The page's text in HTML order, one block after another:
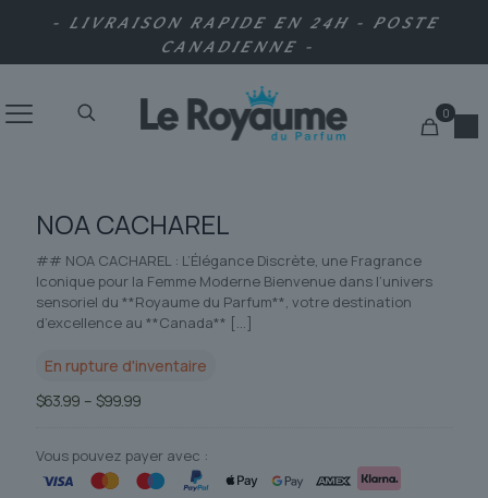
- LIVRAISON RAPIDE EN 24H - POSTE
CANADIENNE -
0
NOA CACHAREL
## NOA CACHAREL : L’Élégance Discrète, une Fragrance
Iconique pour la Femme Moderne Bienvenue dans l’univers
sensoriel du **Royaume du Parfum**, votre destination
d’excellence au **Canada** […]
En rupture d'inventaire
$63.99 – $99.99Plage
$63.99
à
$99.99
Vous pouvez payer avec :